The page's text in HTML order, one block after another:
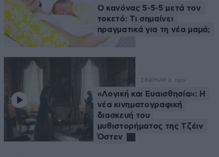
Ο κανόνας 5-5-5 μετά τον
τοκετό: Τι σημαίνει
πραγματικά για τη νέα μαμά;
ΣΙΝΕΜΑ9 λ. πριν
«Λογική και Ευαισθησία»: Η
νέα κινηματογραφική
διασκευή του
μυθιστορήματος της Τζέιν
Όστεν